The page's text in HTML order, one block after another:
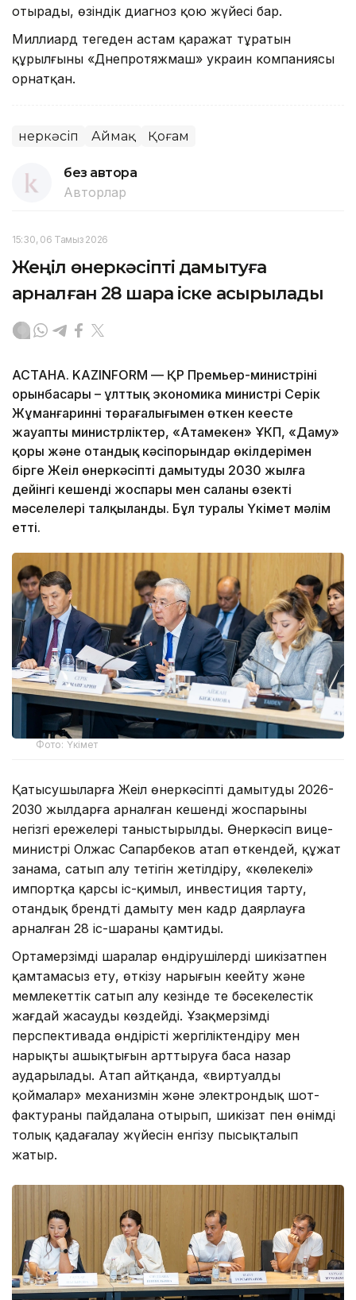
отырады, өзіндік диагноз қою жүйесі бар.
Миллиард теңгеден астам қаражат тұратын
құрылғыны «Днепротяжмаш» украин компаниясы
орнатқан.
Өнеркәсіп Аймақ Қоғам
без автора
Авторлар
15:30, 06 Тамыз 2026
Жеңіл өнеркәсіпті дамытуға
арналған 28 шара іске асырылады
АСТАНА. KAZINFORM — ҚР Премьер-министрінің
орынбасары – ұлттық экономика министрі Серік
Жұманғариннің төрағалығымен өткен кеңесте
жауапты министрліктер, «Атамекен» ҰКП, «Даму»
қоры және отандық кәсіпорындар өкілдерімен
бірге Жеңіл өнеркәсіпті дамытудың 2030 жылға
дейінгі кешенді жоспары мен саланың өзекті
мәселелері талқыланды. Бұл туралы Үкімет мәлім
етті.
Фото: Үкімет
Қатысушыларға Жеңіл өнеркәсіпті дамытудың 2026-
2030 жылдарға арналған кешенді жоспарының
негізгі ережелері таныстырылды. Өнеркәсіп вице-
министрі Олжас Сапарбеков атап өткендей, құжат
заңнама, сатып алу тетігін жетілдіру, «көлеңкелі»
импортқа қарсы іс-қимыл, инвестиция тарту,
отандық брендті дамыту мен кадр даярлауға
арналған 28 іс-шараны қамтиды.
Ортамерзімді шаралар өндірушілерді шикізатпен
қамтамасыз ету, өткізу нарығын кеңейту және
мемлекеттік сатып алу кезінде тең бәсекелестік
жағдай жасауды көздейді. Ұзақмерзімді
перспективада өндірісті жергіліктендіру мен
нарықтың ашықтығын арттыруға баса назар
аударылады. Атап айтқанда, «виртуалды
қоймалар» механизмін және электрондық шот-
фактураны пайдалана отырып, шикізат пен өнімді
толық қадағалау жүйесін енгізу пысықталып
жатыр.